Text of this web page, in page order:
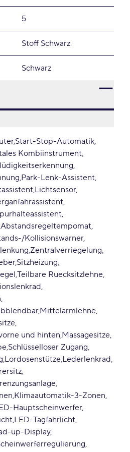
5
Stoff Schwarz
Schwarz
Start-Stop-Automatik
Kombiinstrument
Park-Lenk-Assistent
Lichtsensor
Abstandsregeltempomat
Kollisionswarner
Zentralverriegelung
Sitzheizung
Teilbare Ruecksitzlehne
Mittelarmlehne
und hinten Massagesitze
Schlüsselloser Zugang
Lordosenstütze Lederlenkrad
Klimaautomatik-3-Zonen
Hauptscheinwerfer
LED-Tagfahrlicht
up-Display